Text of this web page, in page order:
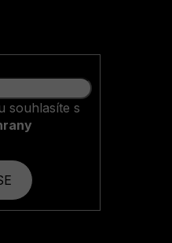
souhlasíte s